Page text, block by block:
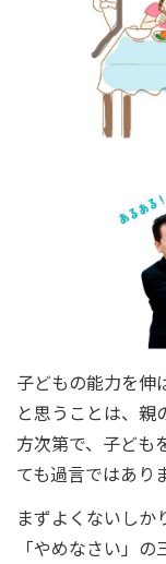
子どもの能力を伸
と思うことは、親
方次第で、子ども
ても過言ではあり
まずよくないしか
「やめなさい」